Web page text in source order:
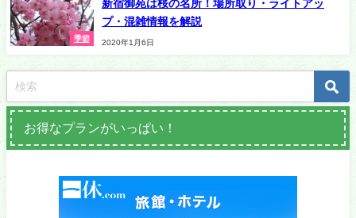
季節
新宿御苑は桜の名所！場所取り・ライトアッ
プ・混雑情報を解説
2020年1月6日
お得なプランがいっぱい！